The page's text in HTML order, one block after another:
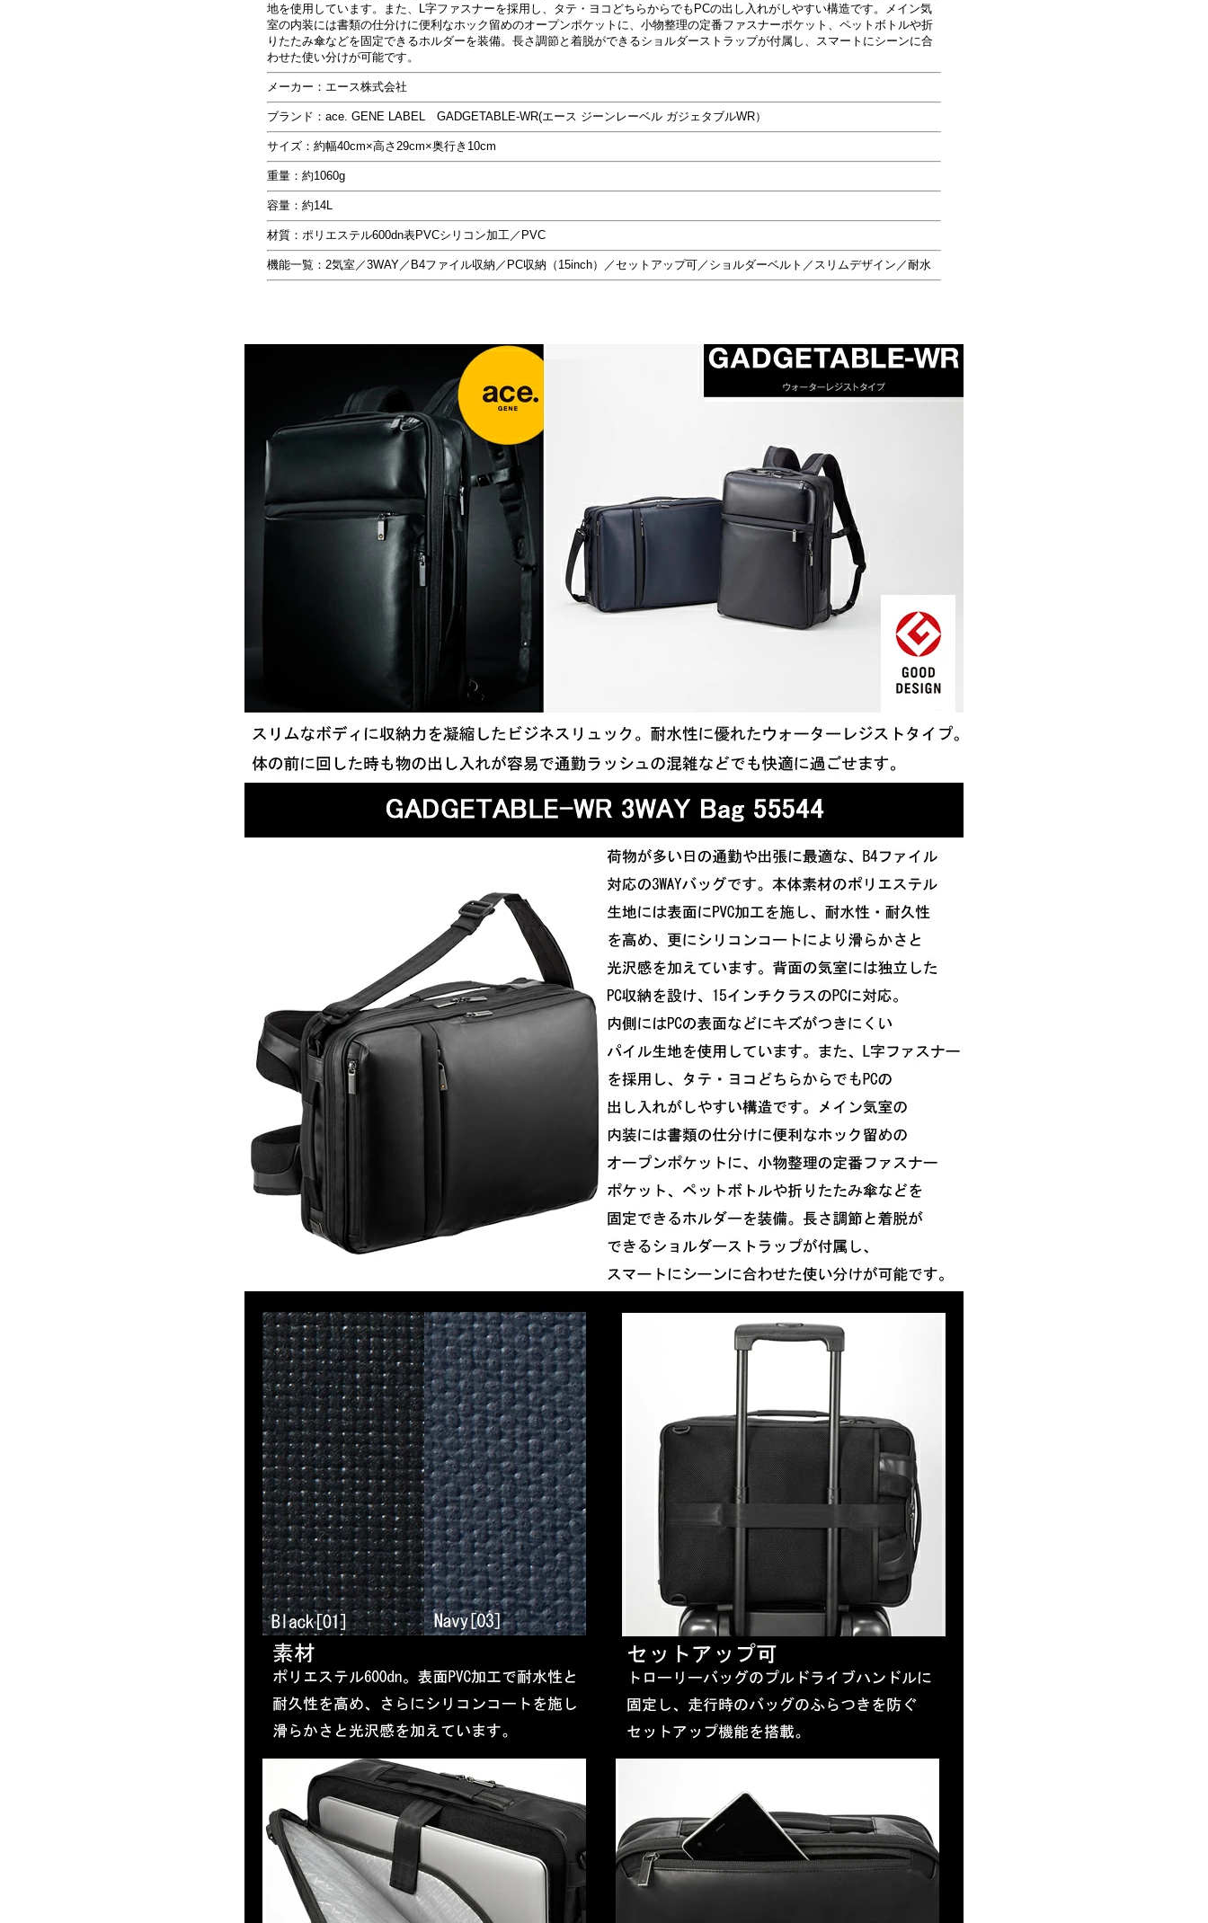
地を使用しています。また、L字ファスナーを採用し、タテ・ヨコどちらからでもPCの出し入れがしやすい構造です。メイン気
室の内装には書類の仕分けに便利なホック留めのオープンポケットに、小物整理の定番ファスナーポケット、ペットボトルや折
りたたみ傘などを固定できるホルダーを装備。長さ調節と着脱ができるショルダーストラップが付属し、スマートにシーンに合
わせた使い分けが可能です。
メーカー：エース株式会社
ブランド：ace. GENE LABEL GADGETABLE-WR(エース ジーンレーベル ガジェタブルWR）
サイズ：約幅40cm×高さ29cm×奥行き10cm
重量：約1060g
容量：約14L
材質：ポリエステル600dn表PVCシリコン加工／PVC
機能一覧：2気室／3WAY／B4ファイル収納／PC収納（15inch）／セットアップ可／ショルダーベルト／スリムデザイン／耐水